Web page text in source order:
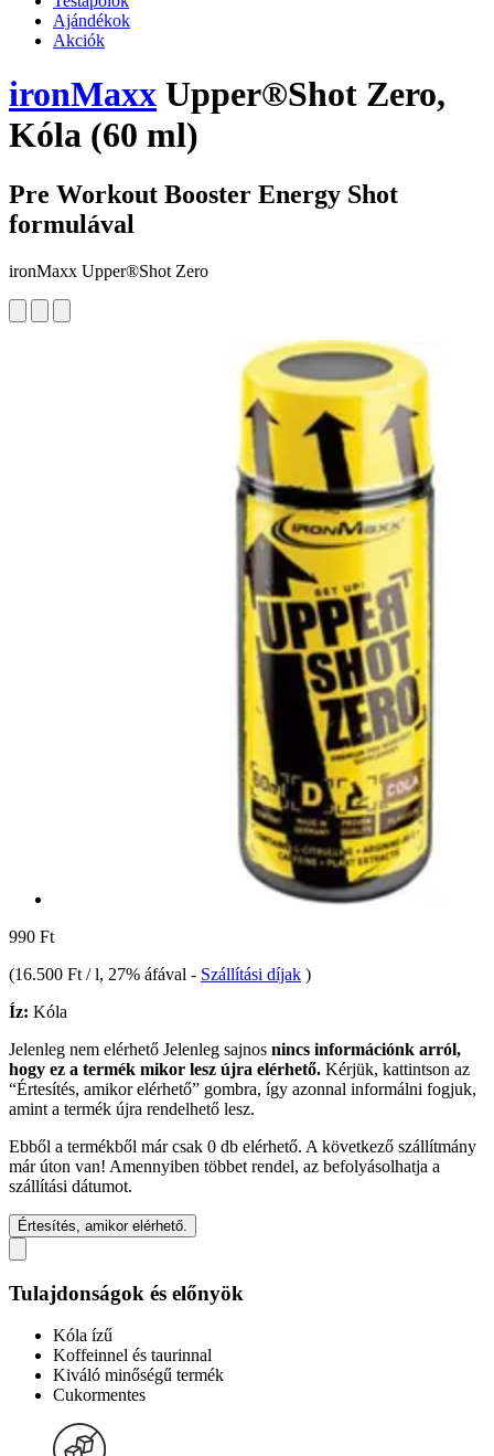
Ajándékok
Akciók
ironMaxx Upper®Shot Zero,
Kóla (60 ml)
Pre Workout Booster Energy Shot
formulával
ironMaxx Upper®Shot Zero
990 Ft
(16.500 Ft / l, 27% áfával - Szállítási díjak )
Íz: Kóla
Jelenleg nem elérhető Jelenleg sajnos nincs információnk arról,
hogy ez a termék mikor lesz újra elérhető. Kérjük, kattintson az
“Értesítés, amikor elérhető” gombra, így azonnal informálni fogjuk,
amint a termék újra rendelhető lesz.
Ebből a termékből már csak 0 db elérhető. A következő szállítmány
már úton van! Amennyiben többet rendel, az befolyásolhatja a
szállítási dátumot.
Értesítés, amikor elérhető.
Tulajdonságok és előnyök
Kóla ízű
Koffeinnel és taurinnal
Kiváló minőségű termék
Cukormentes